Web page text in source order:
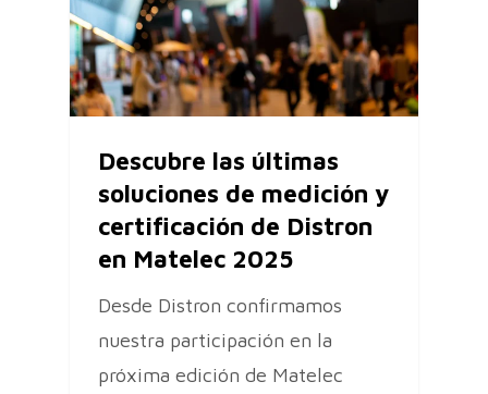
Descubre las últimas
soluciones de medición y
certificación de Distron
en Matelec 2025
Desde Distron confirmamos
nuestra participación en la
próxima edición de Matelec